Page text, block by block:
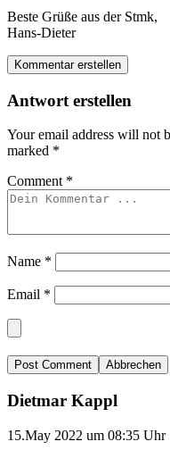
Beste Grüße aus der Stmk,
Hans-Dieter
Kommentar erstellen
Antwort erstellen
Your email address will not
marked *
Comment *
Name *
Email *
Abbrechen
Dietmar Kappl
15.May 2022 um 08:35 Uhr